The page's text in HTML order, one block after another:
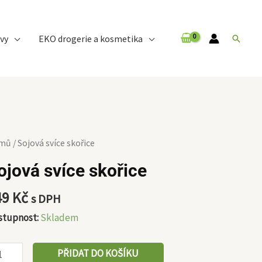
EKO drogerie a kosmetika Hledat
/ Sojová svíce skořice
svíce skořice
Kčs DPH
Skladem
PŘIDAT DO KOŠÍKU